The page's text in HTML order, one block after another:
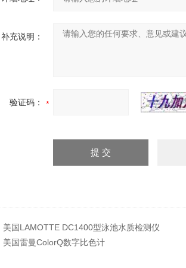
补充说明：
验证码：
美国LAMOTTE DC1400型泳池水质检测仪
美国雷曼ColorQ数字比色计